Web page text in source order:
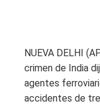
NUEVA DELHI
crimen de India
agentes
accidentes de